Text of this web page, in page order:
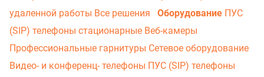
удаленной работы Все решения Оборудование ПУС
(SIP) телефоны стационарные Веб-камеры
Профессиональные гарнитуры Сетевое оборудование
Видео- и конференц- телефоны ПУС (SIP) телефоны